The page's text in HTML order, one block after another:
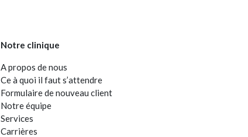
Notre clinique
A propos de nous
Ce à quoi il faut s’attendre
Formulaire de nouveau client
Notre équipe
Services
Carrières